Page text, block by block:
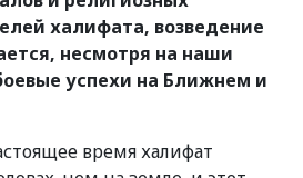
халифата, возведение
несмотря на наши
успехи на Ближнем и
время халифат